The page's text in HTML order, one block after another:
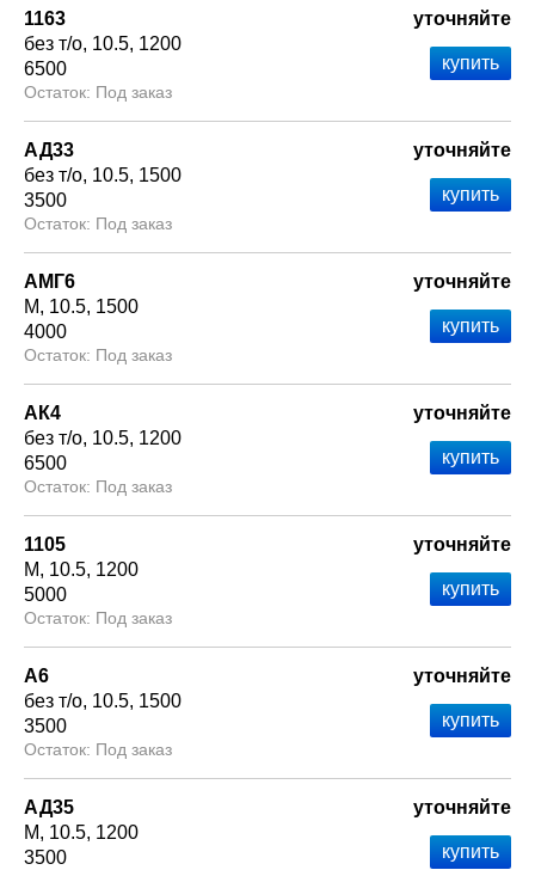
1163
без т/о 10.5 1200
6500
Под заказ
уточняйте
АД33
без т/о 10.5 1500
3500
Под заказ
уточняйте
АМГ6
М
10.5 1500
4000
Под заказ
уточняйте
АК4
без т/о 10.5 1200
6500
Под заказ
уточняйте
1105
М
10.5 1200
5000
Под заказ
уточняйте
А6
без т/о 10.5 1500
3500
Под заказ
уточняйте
АД35
М
10.5 1200
3500
уточняйте